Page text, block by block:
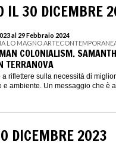
IL 30 DICEMBRE
al 29 Febbraio 2024
LO MAGNO
COLONIALISM.
TERRANOVA
a riflettere sulla necessità di
e ambiente. Un messaggio che è
DICEMBRE 2023